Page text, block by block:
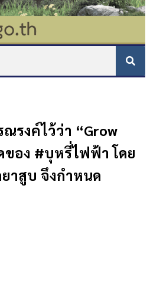
รงค์ไว้ว่า “Grow
อง #บุหรี่ไฟฟ้า โดย
าสูบ จึงกำหนด